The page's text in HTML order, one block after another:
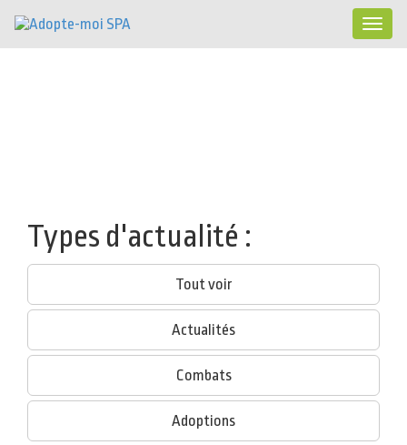
Toggle
Types d'actualité :
Tout voir
Actualités
Combats
Adoptions